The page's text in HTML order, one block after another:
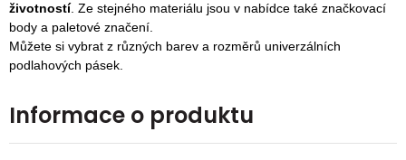
životností. Ze stejného materiálu jsou v nabídce také značkovací
body a paletové značení.
Můžete si vybrat z různých barev a rozměrů univerzálních
podlahových pásek.
Informace o produktu